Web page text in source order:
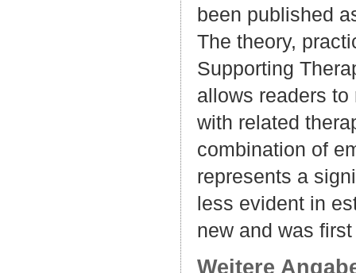
been published
The theory,
Supporting
allows readers
with related
combination of
represents a
less evident in
new and was
Weitere